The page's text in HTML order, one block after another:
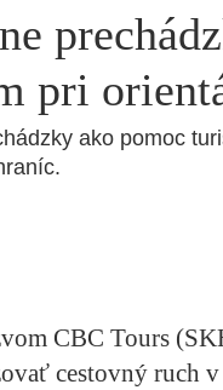
pri
ako pomoc
CBC Tours
cestovný ruch